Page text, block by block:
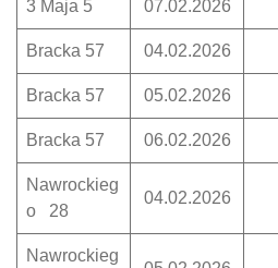
3 Maja 5 07.02.2026
Bracka 57 04.02.2026
Bracka 57 05.02.2026
Bracka 57 06.02.2026
Nawrockieg
o 28
04.02.2026
Nawrockieg